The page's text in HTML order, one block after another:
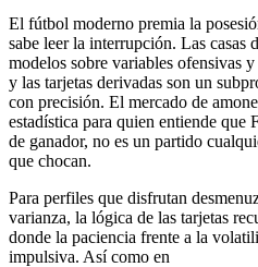
El fútbol moderno premia la
sabe leer la interrupción. Las casas
modelos sobre variables ofensivas
y las tarjetas derivadas son un
con precisión. El mercado de
estadística para quien entiende que
de ganador, no es un partido
que chocan.
Para perfiles que disfrutan
varianza, la lógica de las tarjetas
donde la paciencia frente a la
impulsiva. Así como en